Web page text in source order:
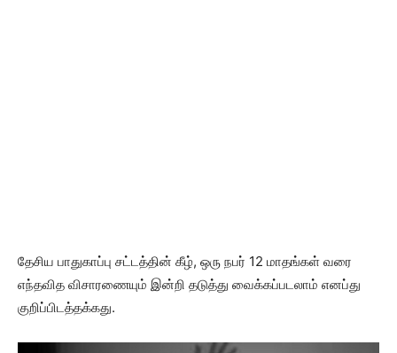
தேசிய பாதுகாப்பு சட்டத்தின் கீழ், ஒரு நபர் 12 மாதங்கள் வரை
எந்தவித விசாரணையும் இன்றி தடுத்து வைக்கப்படலாம் எனப்து
குறிப்பிடத்தக்கது.